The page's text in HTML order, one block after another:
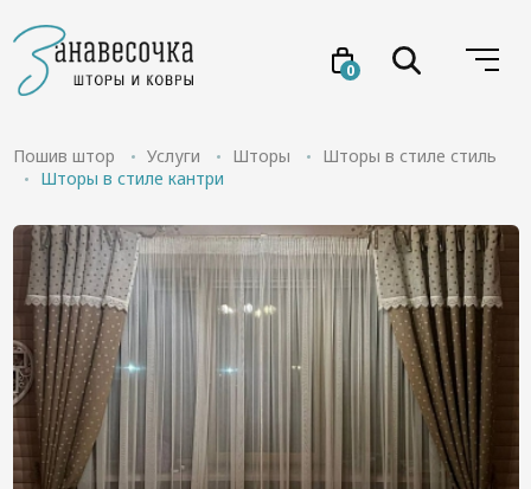
0
Услуги
Товары
Акции
Отзывы
Пошив штор Услуги Шторы
Шторы в стиле стиль
Шторы в стиле кантри